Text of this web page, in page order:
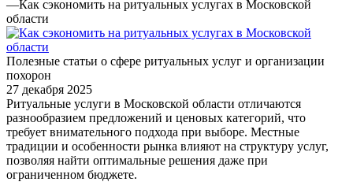
—Как сэкономить на ритуальных услугах в Московской
области
Полезные статьи о сфере ритуальных услуг и организации
похорон
27 декабря 2025
Ритуальные услуги в Московской области отличаются
разнообразием предложений и ценовых категорий, что
требует внимательного подхода при выборе. Местные
традиции и особенности рынка влияют на структуру услуг,
позволяя найти оптимальные решения даже при
ограниченном бюджете.